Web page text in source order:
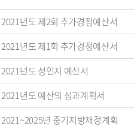
2021년도 제2회 추가경정예산서
2021년도 제1회 추가경정예산서
2021년도 성인지 예산서
2021년도 예산의 성과계획서
2021~2025년 중기지방재정계획